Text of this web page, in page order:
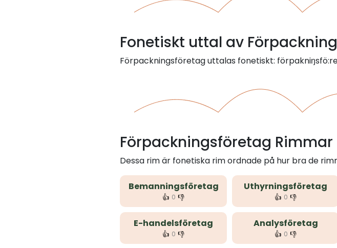
Fonetiskt uttal av
Förpackningsföretag uttalas fonetiskt:
Förpackningsföretag Rimmar
Dessa rim är fonetiska rim ordnade på hur bra de
Bemanningsföretag
👍 0 👎
Uthyrningsföretag
👍 0 👎
E-handelsföretag
👍 0 👎
Analysföretag
👍 0 👎